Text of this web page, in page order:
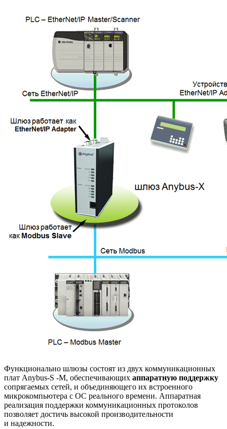
Функционально шлюзы состоят из двух коммуникационных
плат Anybus-S -M, обеспечивающих аппаратную поддержку
сопрягаемых сетей, и объединяющего их встроенного
микрокомпьютера с ОС реального времени. Аппаратная
реализация поддержки коммуникационных протоколов
позволяет достичь высокой производительности
и надежности.